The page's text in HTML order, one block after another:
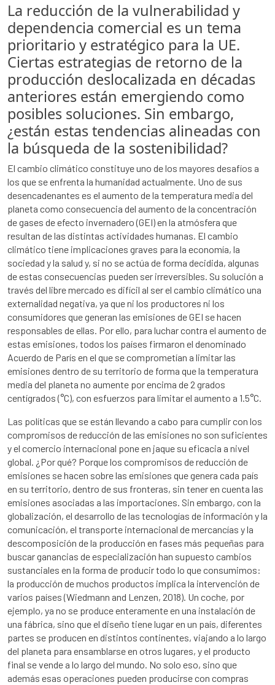
La reducción de la vulnerabilidad y
dependencia comercial es un tema
prioritario y estratégico para la UE.
Ciertas estrategias de retorno de la
producción deslocalizada en décadas
anteriores están emergiendo como
posibles soluciones. Sin embargo,
¿están estas tendencias alineadas con
la búsqueda de la sostenibilidad?
El cambio climático constituye uno de los mayores desafíos a
los que se enfrenta la humanidad actualmente. Uno de sus
desencadenantes es el aumento de la temperatura media del
planeta como consecuencia del aumento de la concentración
de gases de efecto invernadero (GEI) en la atmósfera que
resultan de las distintas actividades humanas. El cambio
climático tiene implicaciones graves para la economía, la
sociedad y la salud y, si no se actúa de forma decidida, algunas
de estas consecuencias pueden ser irreversibles. Su solución a
través del libre mercado es difícil al ser el cambio climático una
externalidad negativa, ya que ni los productores ni los
consumidores que generan las emisiones de GEI se hacen
responsables de ellas. Por ello, para luchar contra el aumento de
estas emisiones, todos los países firmaron el denominado
Acuerdo de París en el que se comprometían a limitar las
emisiones dentro de su territorio de forma que la temperatura
media del planeta no aumente por encima de 2 grados
centígrados (°C), con esfuerzos para limitar el aumento a 1.5°C.
Las políticas que se están llevando a cabo para cumplir con los
compromisos de reducción de las emisiones no son suficientes
y el comercio internacional pone en jaque su eficacia a nivel
global. ¿Por qué? Porque los compromisos de reducción de
emisiones se hacen sobre las emisiones que genera cada país
en su territorio, dentro de sus fronteras, sin tener en cuenta las
emisiones asociadas a las importaciones. Sin embargo, con la
globalización, el desarrollo de las tecnologías de información y la
comunicación, el transporte internacional de mercancías y la
descomposición de la producción en fases más pequeñas para
buscar ganancias de especialización han supuesto cambios
sustanciales en la forma de producir todo lo que consumimos:
la producción de muchos productos implica la intervención de
varios países (Wiedmann and Lenzen, 2018). Un coche, por
ejemplo, ya no se produce enteramente en una instalación de
una fábrica, sino que el diseño tiene lugar en un país, diferentes
partes se producen en distintos continentes, viajando a lo largo
del planeta para ensamblarse en otros lugares, y el producto
final se vende a lo largo del mundo. No solo eso, sino que
además esas operaciones pueden producirse con compras